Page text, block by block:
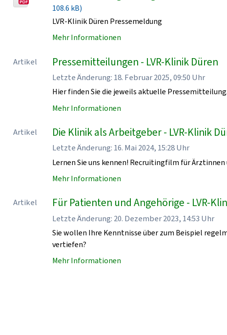
108.6 kB)
LVR-Klinik Düren Pressemeldung
Mehr Informationen
Artikel Pressemitteilungen - LVR-Klinik Düren
Letzte Änderung: 18. Februar 2025, 09:50 Uhr
Hier finden Sie die jeweils aktuelle Pressemitteilung.
Mehr Informationen
Artikel Die Klinik als Arbeitgeber - LVR-Klinik
Letzte Änderung: 16. Mai 2024, 15:28 Uhr
Lernen Sie uns kennen! Recruitingfilm für Ärztinnen
Mehr Informationen
Artikel Für Patienten und Angehörige - LVR-
Letzte Änderung: 20. Dezember 2023, 14:53 Uhr
Sie wollen Ihre Kenntnisse über zum Beispiel
vertiefen?
Mehr Informationen